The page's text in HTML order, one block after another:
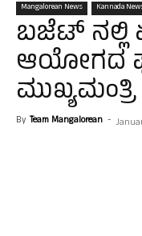
Mangalorean News Kannada
ಬಜೆಟ್ ನಲ್ಲಿ
ಆಯೋಗದ
By Team Mangalorean -